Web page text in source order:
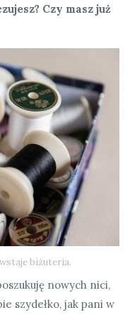
Czy masz już
biżuteria.
nowych nici,
szydełko, jak pani w